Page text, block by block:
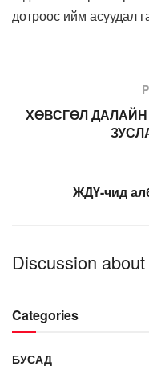
дотроос ийм асуудал
ХӨВСГӨЛ ДАЛАЙН
ЖДҮ-чид
Discussion
Categories
БУСАД